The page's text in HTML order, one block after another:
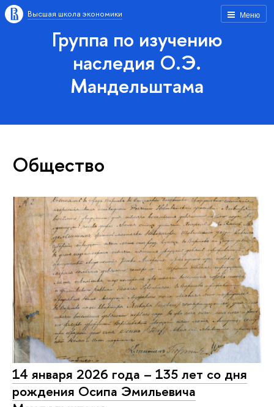
Меню
Высшая школа экономики
Группа по изучению
наследия О.Э.
Мандельштама
Общество
14 января 2026 года – 135 лет со дня
рождения Осипа Эмильевича